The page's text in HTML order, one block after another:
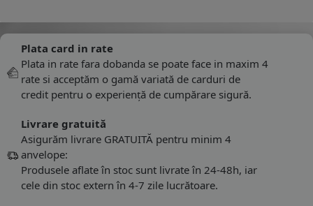
Plata card in rate
Plata in rate fara dobanda se poate face in maxim 4
rate si acceptăm o gamă variată de carduri de
credit pentru o experiență de cumpărare sigură.
Livrare gratuită
Asigurăm livrare GRATUITĂ pentru minim 4
anvelope:
Produsele aflate în stoc sunt livrate în 24-48h, iar
cele din stoc extern în 4-7 zile lucrătoare.